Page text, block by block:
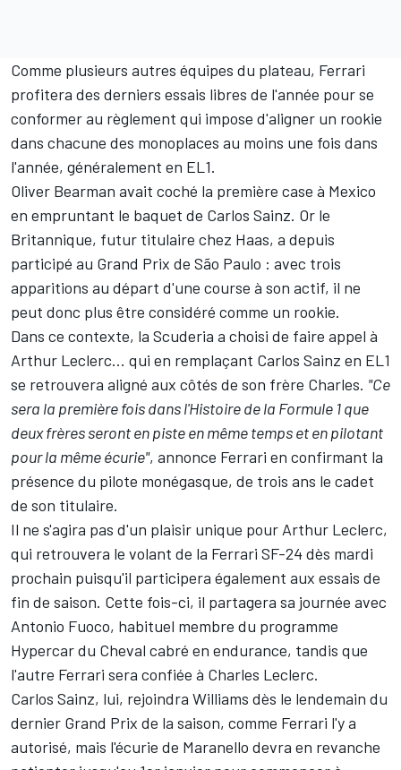
Comme plusieurs autres équipes du plateau, Ferrari
profitera des derniers essais libres de l'année pour se
conformer au règlement qui impose d'aligner un rookie
dans chacune des monoplaces au moins une fois dans
l'année, généralement en EL1.
Oliver Bearman avait coché la première case à Mexico
en empruntant le baquet de Carlos Sainz. Or le
Britannique, futur titulaire chez Haas, a depuis
participé au Grand Prix de São Paulo : avec trois
apparitions au départ d'une course à son actif, il ne
peut donc plus être considéré comme un rookie.
Dans ce contexte, la Scuderia a choisi de faire appel à
Arthur Leclerc... qui en remplaçant Carlos Sainz en EL1
se retrouvera aligné aux côtés de son frère Charles. "Ce
sera la première fois dans l'Histoire de la Formule 1 que
deux frères seront en piste en même temps et en pilotant
pour la même écurie", annonce Ferrari en confirmant la
présence du pilote monégasque, de trois ans le cadet
de son titulaire.
Il ne s'agira pas d'un plaisir unique pour Arthur Leclerc,
qui retrouvera le volant de la Ferrari SF-24 dès mardi
prochain puisqu'il participera également aux essais de
fin de saison. Cette fois-ci, il partagera sa journée avec
Antonio Fuoco, habituel membre du programme
Hypercar du Cheval cabré en endurance, tandis que
l'autre Ferrari sera confiée à Charles Leclerc.
Carlos Sainz, lui, rejoindra Williams dès le lendemain du
dernier Grand Prix de la saison, comme Ferrari l'y a
autorisé, mais l'écurie de Maranello devra en revanche